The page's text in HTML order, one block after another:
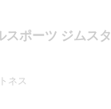
スポーツ ジムスタ
ネス